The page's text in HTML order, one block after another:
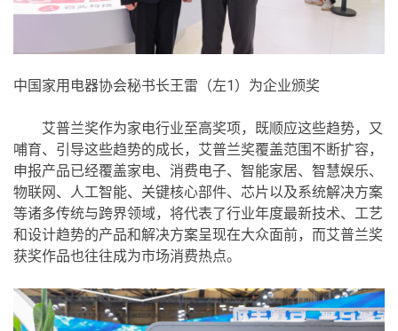
中国家用电器协会秘书长王雷（左1）为企业颁奖
艾普兰奖作为家电行业至高奖项，既顺应这些趋势，又
哺育、引导这些趋势的成长，艾普兰奖覆盖范围不断扩容，
申报产品已经覆盖家电、消费电子、智能家居、智慧娱乐、
物联网、人工智能、关键核心部件、芯片以及系统解决方案
等诸多传统与跨界领域，将代表了行业年度最新技术、工艺
和设计趋势的产品和解决方案呈现在大众面前，而艾普兰奖
获奖作品也往往成为市场消费热点。